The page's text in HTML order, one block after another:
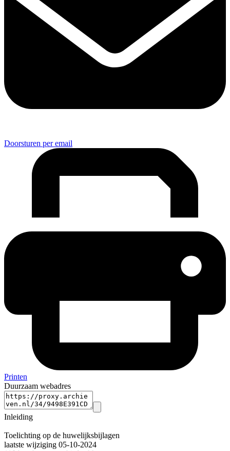
Doorsturen per email
Printen
Duurzaam webadres
Inleiding
Toelichting op de huwelijksbijlagen
laatste wijziging 05-10-2024